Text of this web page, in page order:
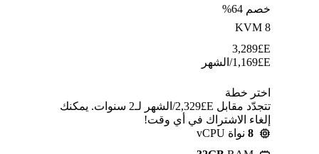
خصم 64%
KVM 8
E£
3,289
E£
1,169/الشهر
اختر خطة
تتجدّد مقابل E£⁦2,329⁩/الشهر لـ2 سنوات. يمكنك
إلغاء الاشتراك في أي وقت!
8 نواة vCPU